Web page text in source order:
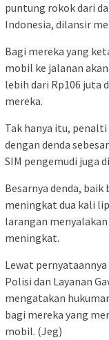
puntung rokok dari
Indonesia, dilansir
Bagi mereka yang
mobil ke jalanan akan
lebih dari Rp106 juta
mereka.
Tak hanya itu,
dengan denda
SIM pengemudi juga
Besarnya denda,
meningkat dua kali
larangan
meningkat.
Lewat
Polisi dan Layanan
mengatakan
bagi mereka yang
mobil. (Jeg)